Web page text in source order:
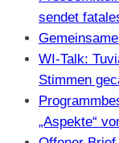
sendet
WI-Talk:
Stimmen
„Aspekte“